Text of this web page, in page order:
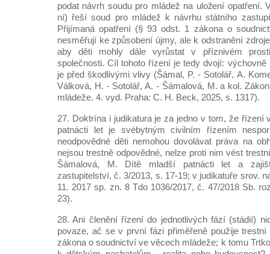
podat návrh soudu pro mládež na uložení opatření.
ní) řeší soud pro mládež k návrhu státního
Přijímaná opatření (§ 93 odst. 1 zákona o
nesměřují ke způsobení újmy, ale k odstranění
aby děti mohly dále vyrůstat v příznivém
společnosti. Cíl tohoto řízení je tedy dvojí: výchovně
je před škodlivými vlivy (Šámal, P. - Sotolář, A.
Válková, H. - Sotolář, A. - Šámalová, M. a kol.
mládeže. 4. vyd. Praha: C. H. Beck, 2025, s. 1317).
27. Doktrína i judikatura je za jedno v tom, že řízení
patnácti let je svébytným civilním řízením
neodpovědné děti nemohou dovolávat práva na
nejsou trestně odpovědné, nelze proti nim vést
Šámalová, M. Dítě mladší patnácti let a
zastupitelství, č. 3/2013, s. 17-19; v judikatuře srov.
11. 2017 sp. zn. 8 Tdo 1036/2017, č. 47/2018 Sb.
23).
28. Ani členění řízení do jednotlivých fází (stádií)
povaze, ač se v první fázi přiměřeně použije
zákona o soudnictví ve věcech mládeže; k tomu